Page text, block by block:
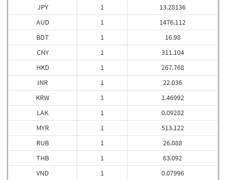
JPY
AUD
BDT
CNY
HKD
INR
KRW
LAK
MYR
RUB
THB
VND
1
1
1
1
1
1
1
1
1
1
1
1
13.28136
1476.112
16.98
311.104
267.768
22.036
1.46992
0.09282
513.122
26.088
63.092
0.07996